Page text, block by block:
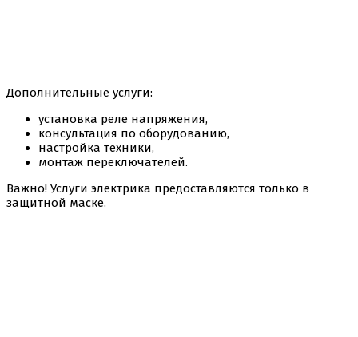
Дополнительные услуги:
установка реле напряжения,
консультация по оборудованию,
настройка техники,
монтаж переключателей.
Важно! Услуги электрика предоставляются только в
защитной маске.